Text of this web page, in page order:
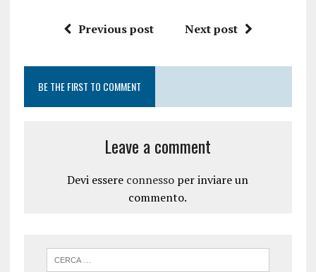
Previous post Next post
BE THE FIRST TO COMMENT
Leave a comment
Devi essere connesso per inviare un
commento.